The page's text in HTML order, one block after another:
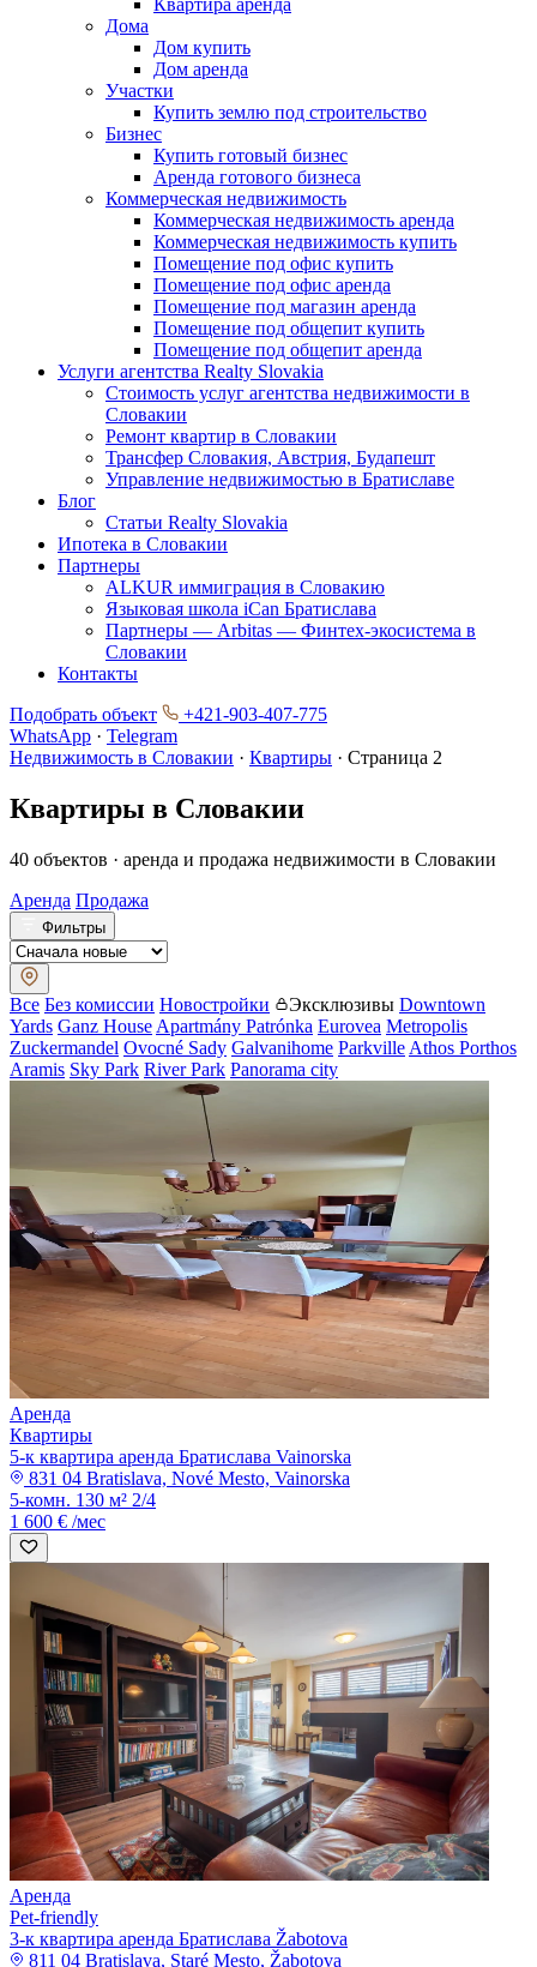
Квартира аренда
Дома
Дом купить
Дом аренда
Участки
Купить землю под строительство
Бизнес
Купить готовый бизнес
Аренда готового бизнеса
Коммерческая недвижимость
Коммерческая недвижимость аренда
Коммерческая недвижимость купить
Помещение под офис купить
Помещение под офис аренда
Помещение под магазин аренда
Помещение под общепит купить
Помещение под общепит аренда
Услуги агентства Realty Slovakia
Стоимость услуг агентства недвижимости в
Словакии
Ремонт квартир в Словакии
Трансфер Словакия, Австрия, Будапешт
Управление недвижимостью в Братиславе
Блог
Статьи Realty Slovakia
Ипотека в Словакии
Партнеры
ALKUR иммиграция в Словакию
Языковая школа iCan Братислава
Партнеры — Arbitas — Финтех-экосистема в
Словакии
Контакты
Подобрать объект
+421-903-407-775
WhatsApp · Telegram
Недвижимость в Словакии · Квартиры · Страница 2
Квартиры в Словакии
40 объектов · аренда и продажа недвижимости в Словакии
Аренда Продажа
Фильтры
Все Без комиссии Новостройки Эксклюзивы Downtown
Yards Ganz House Apartmány Patrónka Eurovea Metropolis
Zuckermandel Ovocné Sady Galvanihome Parkville Athos Porthos
Aramis Sky Park River Park Panorama city
Аренда
Квартиры
5-к квартира аренда Братислава Vainorska
831 04 Bratislava, Nové Mesto, Vainorska
5-комн. 130 м² 2/4
1 600 € /мес
Аренда
Pet-friendly
3-к квартира аренда Братислава Žabotova
811 04 Bratislava, Staré Mesto, Žabotova